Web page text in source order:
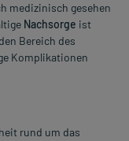
medizinisch gesehen
Nachsorge ist
Bereich des
Komplikationen
rund um das